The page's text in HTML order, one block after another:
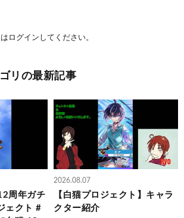
ログイン してください。
リの最新記事
周年ガチ
ェクト #
2026.08.07
【白猫プロジェクト】キャラ
クター紹介